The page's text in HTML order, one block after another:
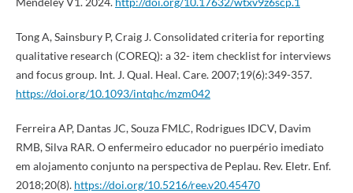
Tong A, Sainsbury P, Craig J. Consolidated criteria for reporting
qualitative research (COREQ): a 32- item checklist for interviews
and focus group. Int. J. Qual. Heal. Care. 2007;19(6):349-357.
https://doi.org/10.1093/intqhc/mzm042
Ferreira AP, Dantas JC, Souza FMLC, Rodrigues IDCV, Davim
RMB, Silva RAR. O enfermeiro educador no puerpério imediato
em alojamento conjunto na perspectiva de Peplau. Rev. Eletr. Enf.
2018;20(8). https://doi.org/10.5216/ree.v20.45470